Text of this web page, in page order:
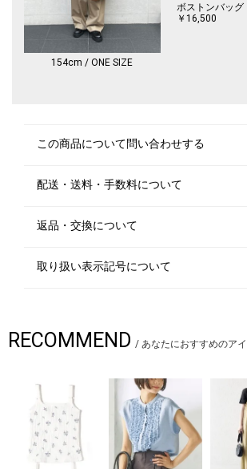
154cm / ONE SIZE
ボストンバッグ
￥16,500
この商品について問い合わせする
配送・送料・手数料について
返品・交換について
取り扱い表示記号について
RECOMMEND / あなたにおすすめのア